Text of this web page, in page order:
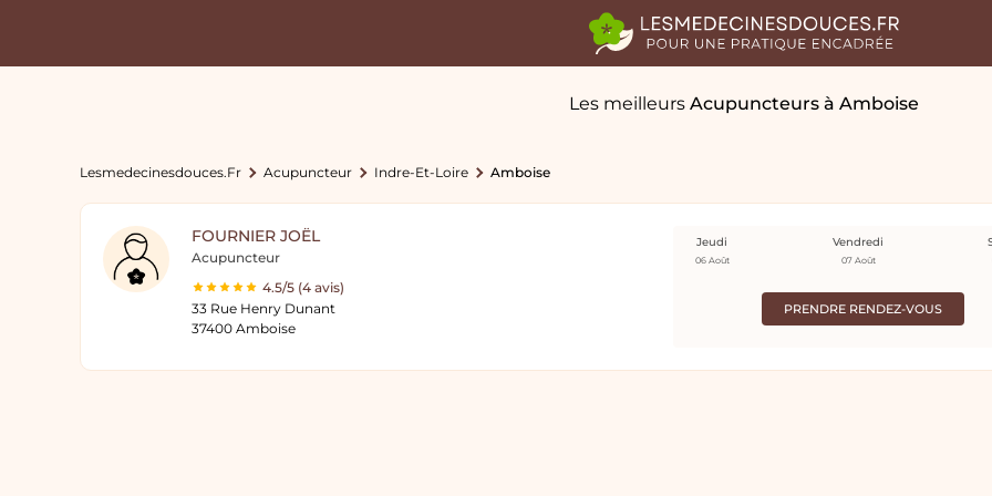
Les meilleurs Acupuncteurs à Amboise
Lesmedecinesdouces.fr Acupuncteur Indre-Et-Loire Amboise
FOURNIER JOËL
Acupuncteur
4.5/5 (4 avis)
33 Rue Henry Dunant
37400 Amboise
PRENDRE RENDEZ-VOUS
Jeudi
06 Août
Vendredi
07 Août